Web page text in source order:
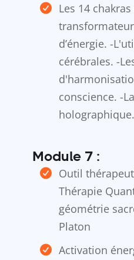
Les 14
d’énergie. -
cérébrales. -
conscience. -
holographique.
Module 7 :
Outil
Thérapie
géométrie
Platon
Activation